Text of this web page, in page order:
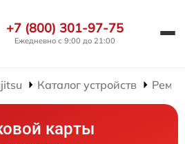
+7 (800) 301-97-75
Ежедневно с 9:00 до 21:00
Каталог устройств
карты